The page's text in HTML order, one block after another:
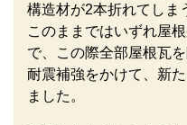
構造材が2本折れてしま
このままではいずれ屋
で、この際全部屋根瓦
耐震補強をかけて、新
ました。